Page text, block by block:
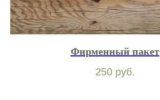
Фирменный пакет
250 руб.